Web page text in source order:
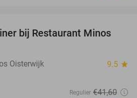
30%
bij Restaurant Minos
Oisterwijk 9.5 star
Regulier €41,60